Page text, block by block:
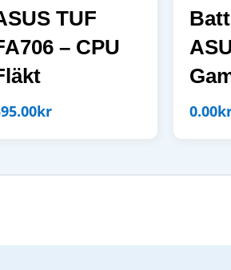
TUF
– CPU
kr 0.00